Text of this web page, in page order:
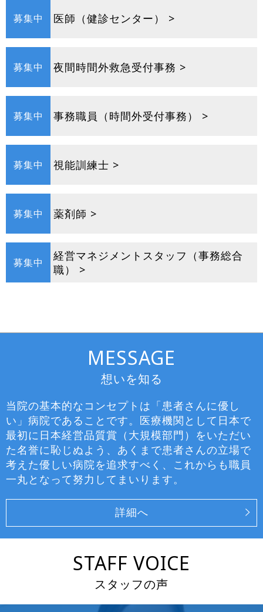
募集中 医師（健診センター） >
募集中 夜間時間外救急受付事務 >
募集中 事務職員（時間外受付事務） >
募集中 視能訓練士 >
募集中 薬剤師 >
募集中
経営マネジメントスタッフ（事務総合
職） >
MESSAGE
想いを知る
当院の基本的なコンセプトは「患者さんに優し
い」病院であることです。医療機関として日本で
最初に日本経営品質賞（大規模部門）をいただい
た名誉に恥じぬよう、あくまで患者さんの立場で
考えた優しい病院を追求すべく、これからも職員
一丸となって努力してまいります。
詳細へ
STAFF VOICE
スタッフの声